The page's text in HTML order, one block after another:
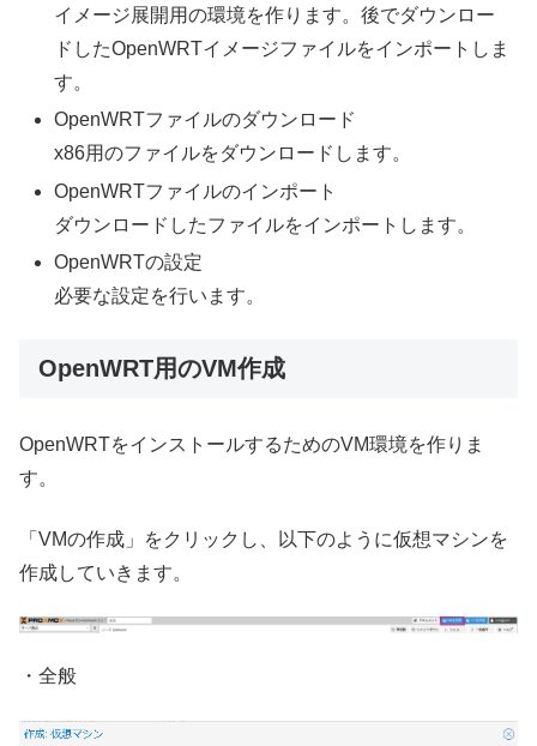
イメージ展開用の環境を作ります。後でダウンロー
ドしたOpenWRTイメージファイルをインポートしま
す。
OpenWRTファイルのダウンロード
x86用のファイルをダウンロードします。
OpenWRTファイルのインポート
ダウンロードしたファイルをインポートします。
OpenWRTの設定
必要な設定を行います。
OpenWRT用のVM作成
OpenWRTをインストールするためのVM環境を作りま
す。
「VMの作成」をクリックし、以下のように仮想マシンを
作成していきます。
・全般